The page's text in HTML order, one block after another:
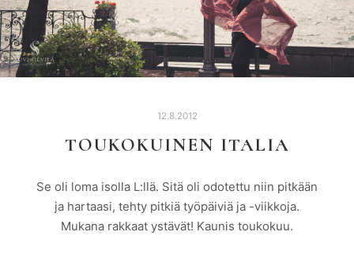
12.8.2012
TOUKOKUINEN ITALIA
Se oli loma isolla L:llä. Sitä oli odotettu niin pitkään
ja hartaasi, tehty pitkiä työpäiviä ja -viikkoja.
Mukana rakkaat ystävät! Kaunis toukokuu.